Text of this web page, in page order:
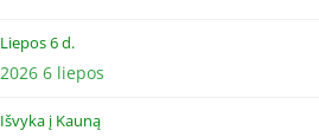
Liepos 6 d.
2026 6 liepos
Išvyka į Kauną